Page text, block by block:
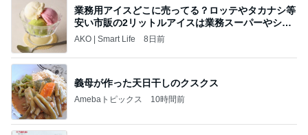
業務用アイスどこに売ってる？ロッテやタカナシ等
安い市販の2リットルアイスは業務スーパーやシャ
トレ
AKO | Smart Life 8日前
義母が作った天日干しのクスクス
Amebaトピックス 10時間前